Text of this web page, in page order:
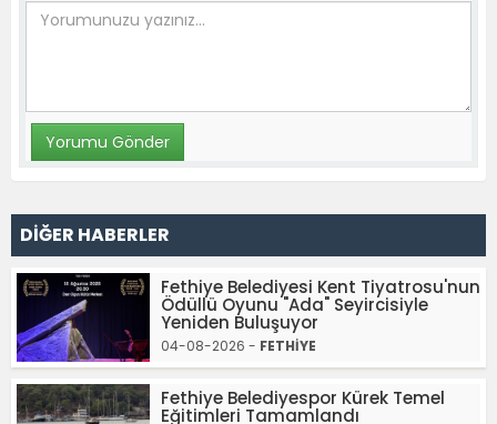
DİĞER HABERLER
Fethiye Belediyesi Kent Tiyatrosu'nun
Ödüllü Oyunu "Ada" Seyircisiyle
Yeniden Buluşuyor
04-08-2026 - FETHİYE
Fethiye Belediyespor Kürek Temel
Eğitimleri Tamamlandı